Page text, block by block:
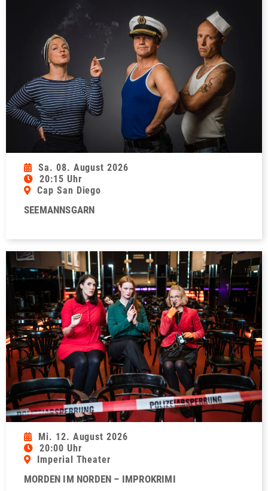
Sa. 08. August 2026
20:15 Uhr
Cap San Diego
SEEMANNSGARN
Mi. 12. August 2026
20:00 Uhr
Imperial Theater
MORDEN IM NORDEN – IMPROKRIMI